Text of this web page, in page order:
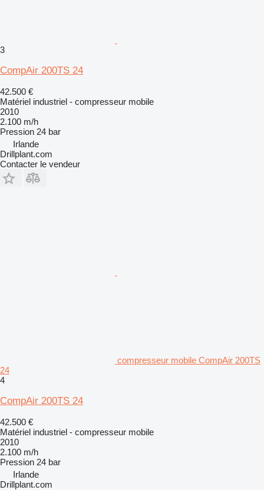
3
CompAir 200TS 24
42.500 €
Matériel industriel - compresseur mobile
2010
2.100 m/h
Pression 24 bar
Irlande
Drillplant.com
Contacter le vendeur
compresseur mobile CompAir 200TS
24
4
CompAir 200TS 24
42.500 €
Matériel industriel - compresseur mobile
2010
2.100 m/h
Pression 24 bar
Irlande
Drillplant.com